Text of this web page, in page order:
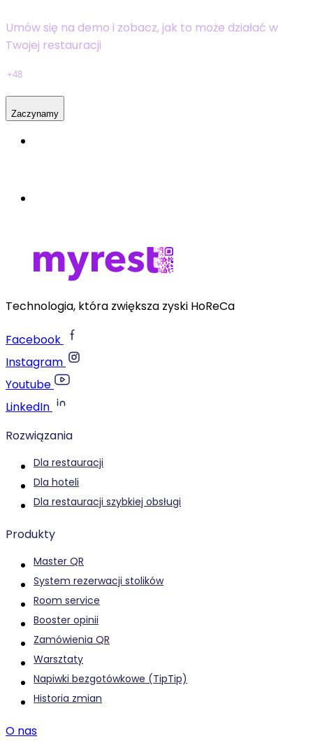
Umów się na demo i zobacz, jak to może działać w
Twojej restauracji
Zaczynamy
Technologia, która zwiększa zyski HoReCa
Facebook
Instagram
Youtube
LinkedIn
Rozwiązania
Dla restauracji
Dla hoteli
Dla restauracji szybkiej obsługi
Produkty
Master QR
System rezerwacji stolików
Room service
Booster opinii
Zamówienia QR
Warsztaty
Napiwki bezgotówkowe (TipTip)
Historia zmian
O nas